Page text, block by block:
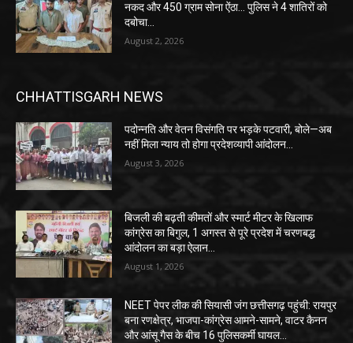
नकद और 450 ग्राम सोना ऐंठा… पुलिस ने 4 शातिरों को
दबोचा…
August 2, 2026
CHHATTISGARH NEWS
पदोन्नति और वेतन विसंगति पर भड़के पटवारी, बोले—अब
नहीं मिला न्याय तो होगा प्रदेशव्यापी आंदोलन…
August 3, 2026
बिजली की बढ़ती कीमतों और स्मार्ट मीटर के खिलाफ
कांग्रेस का बिगुल, 1 अगस्त से पूरे प्रदेश में चरणबद्ध
आंदोलन का बड़ा ऐलान…
August 1, 2026
NEET पेपर लीक की सियासी जंग छत्तीसगढ़ पहुंची: रायपुर
बना रणक्षेत्र, भाजपा-कांग्रेस आमने-सामने, वाटर कैनन
और आंसू गैस के बीच 16 पुलिसकर्मी घायल…